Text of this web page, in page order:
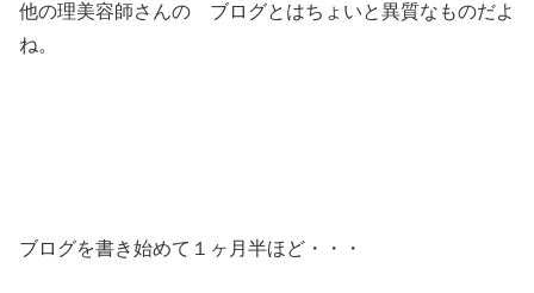
他の理美容師さんの ブログとはちょいと異質なものだよ
ね。
ブログを書き始めて１ヶ月半ほど・・・